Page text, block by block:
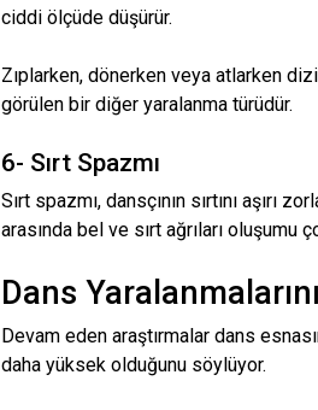
ciddi ölçüde düşürür.
Zıplarken, dönerken veya atlarken
görülen bir diğer yaralanma türüdür.
6- Sırt Spazmı
Sırt spazmı, dansçının sırtını aşırı
arasında bel ve sırt ağrıları oluşumu
Dans
Devam eden araştırmalar dans
daha yüksek olduğunu söylüyor.